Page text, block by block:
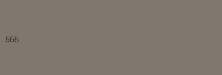
555